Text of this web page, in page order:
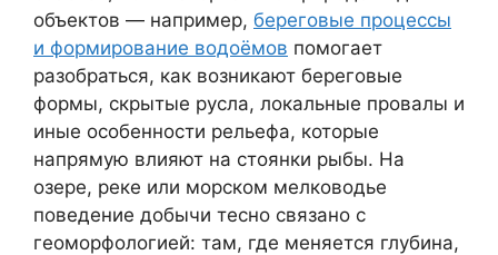
объектов — например, береговые процессы
и формирование водоёмов помогает
разобраться, как возникают береговые
формы, скрытые русла, локальные провалы и
иные особенности рельефа, которые
напрямую влияют на стоянки рыбы. На
озере, реке или морском мелководье
поведение добычи тесно связано с
геоморфологией: там, где меняется глубина,